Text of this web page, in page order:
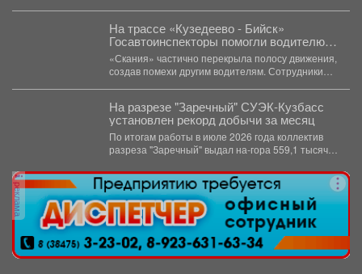
На трассе «Кузедеево - Бийск»
Госавтоинспекторы помогли водителю
застрявшего в кювете грузовика.
«Скания» частично перекрыла полосу движения,
создав помехи другим водителям. Сотрудники
На разрезе "Заречный" СУЭК-Кузбасс
установлен рекорд добычи за месяц
По итогам работы в июле 2026 года коллектив
разреза "Заречный" выдал на-гора 559,1 тысяч
реклама